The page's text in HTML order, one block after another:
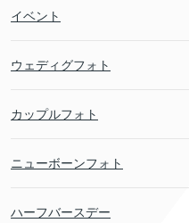
イベント
ウェディグフォト
カップルフォト
ニューボーンフォト
ハーフバースデー